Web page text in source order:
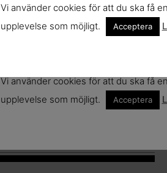
Vi använder cookies för att du ska få
upplevelse som möjligt.
Acceptera